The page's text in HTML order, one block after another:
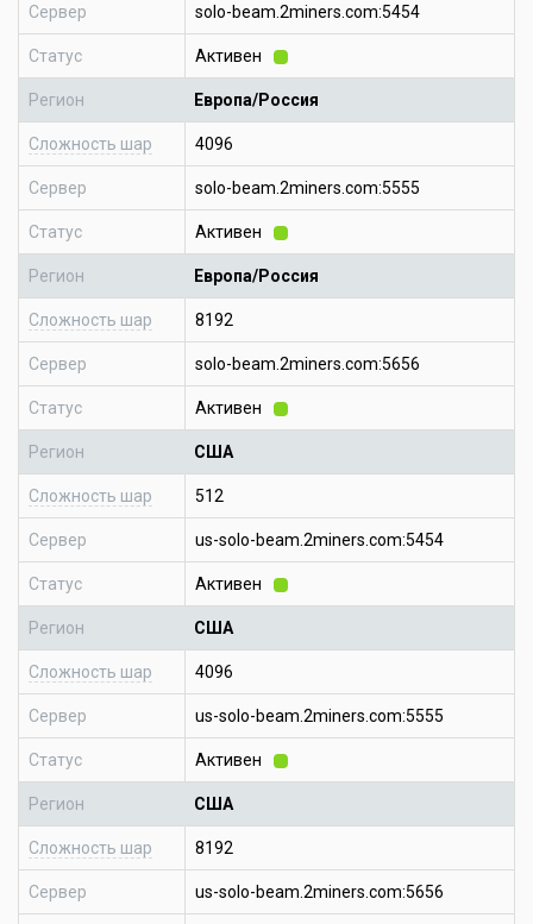
Сервер solo-beam.2miners.com:5454
Статус Активен
Регион Европа/Россия
Сложность шар 4096
Сервер solo-beam.2miners.com:5555
Статус Активен
Регион Европа/Россия
Сложность шар 8192
Сервер solo-beam.2miners.com:5656
Статус Активен
Регион США
Сложность шар 512
Сервер us-solo-beam.2miners.com:5454
Статус Активен
Регион США
Сложность шар 4096
Сервер us-solo-beam.2miners.com:5555
Статус Активен
Регион США
Сложность шар 8192
Сервер us-solo-beam.2miners.com:5656